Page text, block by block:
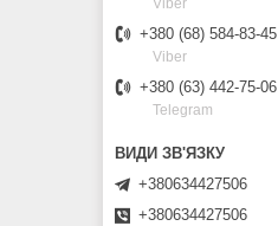
Viber
+380 (68) 584-83-45
Viber
+380 (63) 442-75-06
Telegram
+380634427506
+380634427506